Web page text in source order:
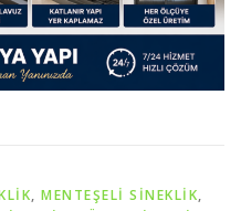
, MENTEŞELI SINEKLIK,